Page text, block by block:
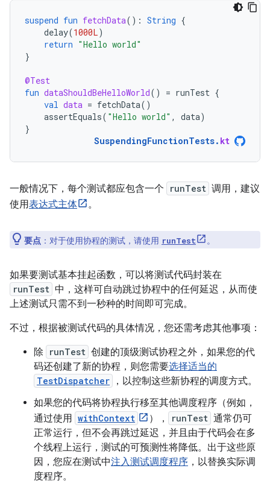
suspend fun fetchData(): String {
delay(1000L)
return "Hello world"
}
@Test
fun dataShouldBeHelloWorld() = runTest {
val data = fetchData()
assertEquals( "Hello world" , data)
}
SuspendingFunctionTests. kt
一般情况下，每个测试都应包含一个 runTest 调用，建议
使用表达式主体 。
要点 ：对于使用协程的测试，请使用 runTest 。
如果要测试基本挂起函数，可以将测试代码封装在
runTest 中，这样可自动跳过协程中的任何延迟，从而使
上述测试只需不到一秒种的时间即可完成。
不过，根据被测试代码的具体情况，您还需考虑其他事项：
除
runTest 创建的顶级测试协程之外，如果您的代
码还创建了新的协程，则您需要选择适当的
TestDispatcher
，以控制这些新协程的调度方式。
如果您的代码将协程执行移至其他调度程序（例如，
通过使用 withContext ）， runTest 通常仍可
正常运行，但不会再跳过延迟，并且由于代码会在多
个线程上运行，测试的可预测性将降低。出于这些原
因，您应在测试中注入测试调度程序 ，以替换实际调
度程序。